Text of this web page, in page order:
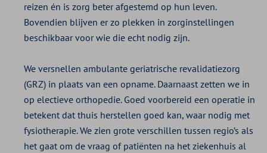
reizen én is zorg beter afgestemd op hun leven.
Bovendien blijven er zo plekken in zorginstellingen
beschikbaar voor wie die echt nodig zijn.
We versnellen ambulante geriatrische revalidatiezorg
(GRZ) in plaats van een opname. Daarnaast zetten we in
op electieve orthopedie. Goed voorbereid een operatie in
betekent dat thuis herstellen goed kan, waar nodig met
fysiotherapie. We zien grote verschillen tussen regio’s als
het gaat om de vraag of patiënten na het ziekenhuis al